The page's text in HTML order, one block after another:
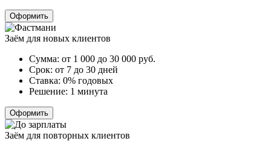
Оформить
Заём для новых клиентов
Сумма: от 1 000 до 30 000 руб.
Срок: от 7 до 30 дней
Ставка: 0% годовых
Решение: 1 минута
Оформить
Заём для повторных клиентов